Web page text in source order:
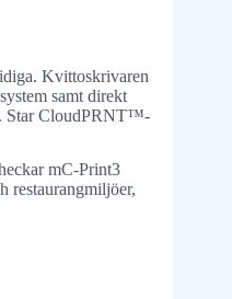
Kvittoskrivaren
samt direkt
Star CloudPRNT™-
mC-Print3
restaurangmiljöer,